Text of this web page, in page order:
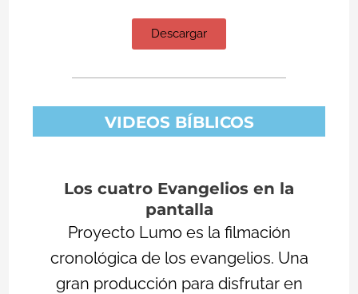
Descargar
VIDEOS BÍBLICOS
Los cuatro Evangelios en la
pantalla
Proyecto Lumo es la filmación
cronológica de los evangelios. Una
gran producción para disfrutar en